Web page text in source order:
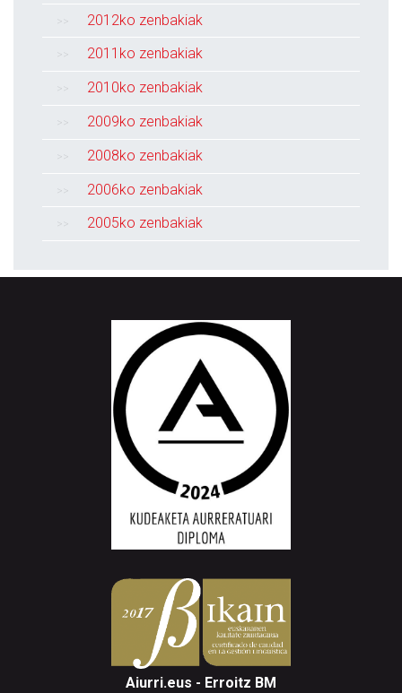
2012ko zenbakiak
2011ko zenbakiak
2010ko zenbakiak
2009ko zenbakiak
2008ko zenbakiak
2006ko zenbakiak
2005ko zenbakiak
Aiurri.eus - Erroitz BM